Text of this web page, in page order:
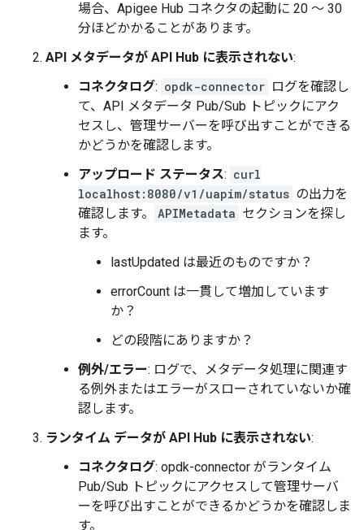
場合、Apigee Hub コネクタの起動に 20 ～ 30
分ほどかかることがあります。
API メタデータが API Hub に表示されない:
コネクタログ: opdk-connector ログを確認し
て、API メタデータ Pub/Sub トピックにアク
セスし、管理サーバーを呼び出すことができる
かどうかを確認します。
アップロード ステータス: curl
localhost:8080/v1/uapim/status の出力を
確認します。
APIMetadata セクションを探し
ます。
lastUpdated は最近のものですか？
errorCount は一貫して増加しています
か？
どの段階にありますか？
例外/エラー: ログで、メタデータ処理に関連す
る例外またはエラーがスローされていないか確
認します。
ランタイム データが API Hub に表示されない:
コネクタログ: opdk-connector がランタイム
Pub/Sub トピックにアクセスして管理サーバ
ーを呼び出すことができるかどうかを確認しま
す。